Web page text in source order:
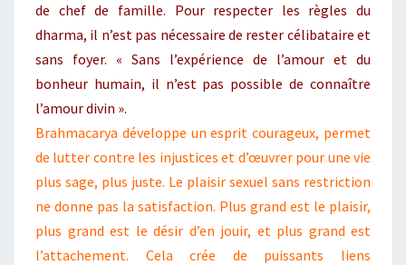
de chef de famille. Pour respecter les règles du
dharma, il n’est pas nécessaire de rester célibataire et
sans foyer. « Sans l’expérience de l’amour et du
bonheur humain, il n’est pas possible de connaître
l’amour divin ».
Brahmacarya développe un esprit courageux, permet
de lutter contre les injustices et d’œuvrer pour une vie
plus sage, plus juste. Le plaisir sexuel sans restriction
ne donne pas la satisfaction. Plus grand est le plaisir,
plus grand est le désir d’en jouir, et plus grand est
l’attachement. Cela crée de puissants liens